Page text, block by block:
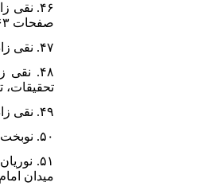
صفحات ۶۳-۸۰
۴۷. نقی زاده، محمد. (۱۳۹۵). شهر علوي (شهر آرمانی تحقق‌پذیر در دنیا)، انتشارات خورشید باران، تهران، چاپ اول، ۱۳۹۵ ب.
تحقیقات،
۴۹. نقی زاده، محمد. (۱۳۸۵). معماری و شهرسازی اسلامی: مبانی نظری. اصفهان: انتشارات راهیان.
۵۰. نوبخت، محمدباقر. (۱۳۹۶) روش تحقیق پیشرفته، تهران: سازمان انتشارات جهاد دانشگاهی.
میدان امام